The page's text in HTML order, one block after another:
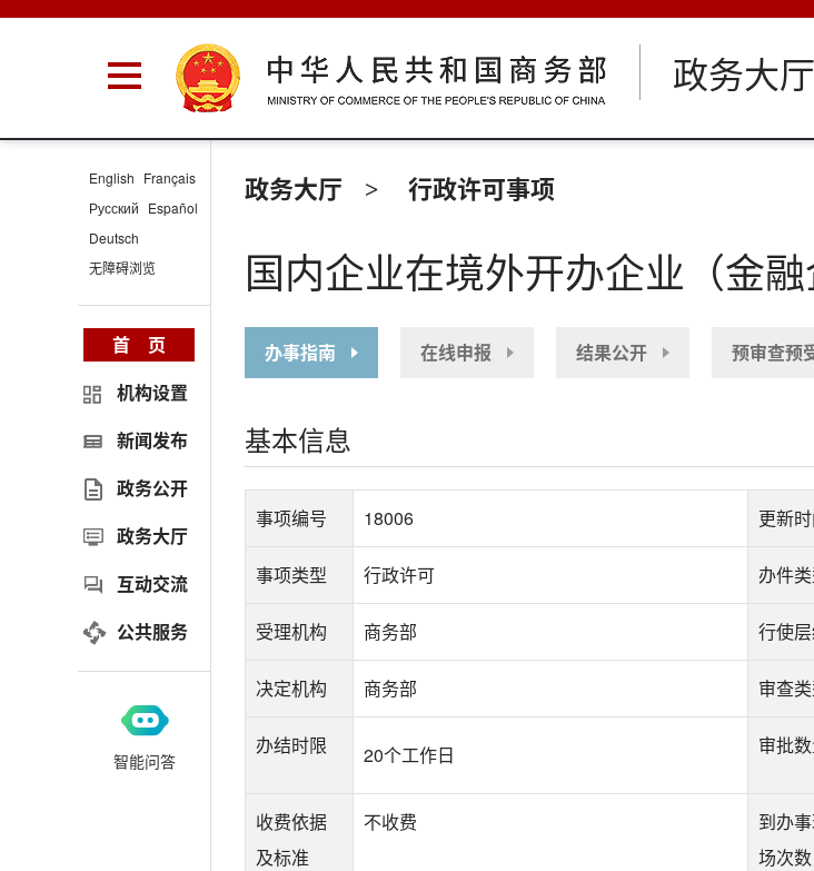
政务大厅
政务大厅 > 行政许可事项
国内企业在境外开办企业（金
办事指南 在线申报 结果公开 预审查预
基本信息
事项编号 18006 更新
事项类型 行政许可 办件
受理机构 商务部 行使
决定机构 商务部 审查
办结时限 20个工作日 审批
收费依据
及标准
不收费
到办
场次数
English Français
Русский Español
Deutsch
无障碍浏览
首 页
机构设置
新闻发布
政务公开
政务大厅
互动交流
公共服务
智能问答